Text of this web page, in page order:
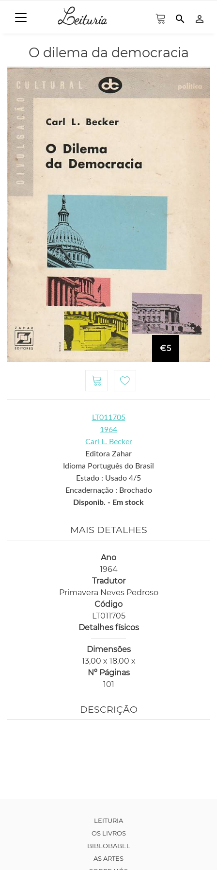
search person_outline
O dilema da democracia
€5
LT011705
1964
Carl L. Becker
Editora Zahar
Idioma Português do Brasil
Estado : Usado 4/5
Encadernação : Brochado
Disponib. - Em stock
MAIS DETALHES
Ano
1964
Tradutor
Primavera Neves Pedroso
Código
LT011705
Detalhes físicos
Dimensões
13,00 x 18,00 x
Nº Páginas
101
DESCRIÇÃO
LEITURIA
OS LIVROS
BIBLOBABEL
AS ARTES